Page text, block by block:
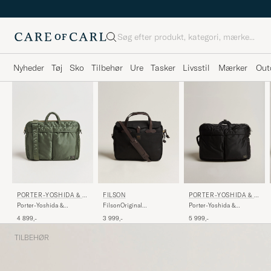
Søg
Nyheder Tøj Sko Tilbehør Ure Tasker Livsstil Mærker
PORTER-YOSHIDA & C
O.
Porter-Yoshida &
Document BagSage Green
4 899,-
FILSON
FilsonOriginal
3 999,-
PORTER-YOSHIDA & C
O.
Porter-Yoshida &
Document BagBlack
5 999,-
TILBEHØR